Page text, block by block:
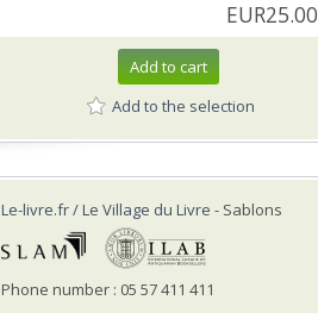
EUR25.00
Add to cart
Add to the selection
Le-livre.fr / Le Village du Livre - Sablons
Phone number : 05 57 411 411